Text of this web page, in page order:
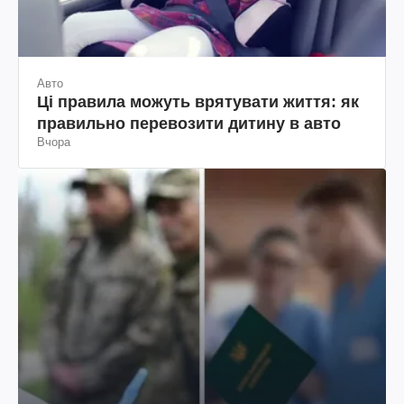
Авто
Ці правила можуть врятувати життя: як
правильно перевозити дитину в авто
Вчора